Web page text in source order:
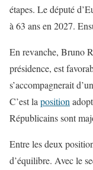
étapes. Le député
à 63 ans en 2027.
En revanche, Bruno
présidence, est
s’accompagnerait
C’est laposition
Républicains sont
Entre les deux
d’équilibre. Avec le